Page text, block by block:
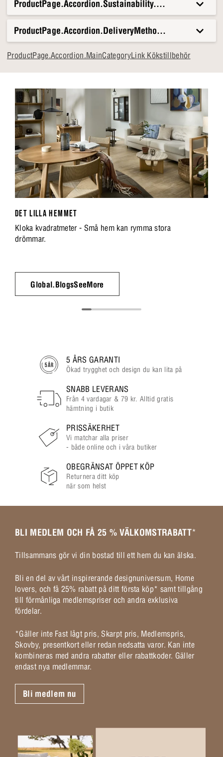
ProductPage.Accordion.Sustainability.Title
ProductPage.Accordion.DeliveryMethods.Title
ProductPage.Accordion.MainCategoryLink Kökstillbehör
DET LILLA HEMMET
Kloka kvadratmeter - Små hem kan rymma stora
drömmar.
Global.BlogsSeeMore
5 ÅRS GARANTI
Ökad trygghet och design du kan lita på
SNABB LEVERANS
Från 4 vardagar & 79 kr. Alltid gratis
hämtning i butik
PRISSÄKERHET
Vi matchar alla priser
- både online och i våra butiker
OBEGRÄNSAT ÖPPET KÖP
Returnera ditt köp
när som helst
BLI MEDLEM OCH FÅ 25 % VÄLKOMSTRABATT*
Tillsammans gör vi din bostad till ett hem du kan älska.
Bli en del av vårt inspirerande designuniversum, Home
lovers, och få 25% rabatt på ditt första köp* samt tillgång
till förmånliga medlemspriser och andra exklusiva
fördelar.
*Gäller inte Fast lågt pris, Skarpt pris, Medlemspris,
Skovby, presentkort eller redan nedsatta varor. Kan inte
kombineras med andra rabatter eller rabattkoder. Gäller
endast nya medlemmar.
Bli medlem nu